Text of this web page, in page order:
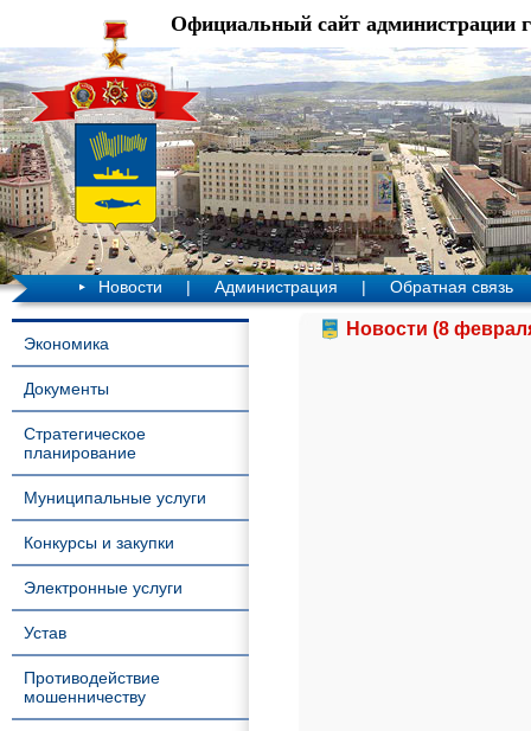
Официальный сайт администрации
Новости | Администрация | Обратная связь
Экономика
Документы
Стратегическое
планирование
Муниципальные услуги
Конкурсы и закупки
Электронные услуги
Устав
Противодействие
мошенничеству
Новости (8